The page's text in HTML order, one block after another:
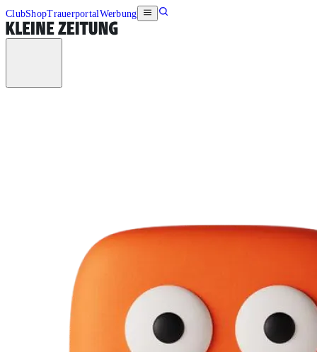
ClubShopTrauerportalWerbung